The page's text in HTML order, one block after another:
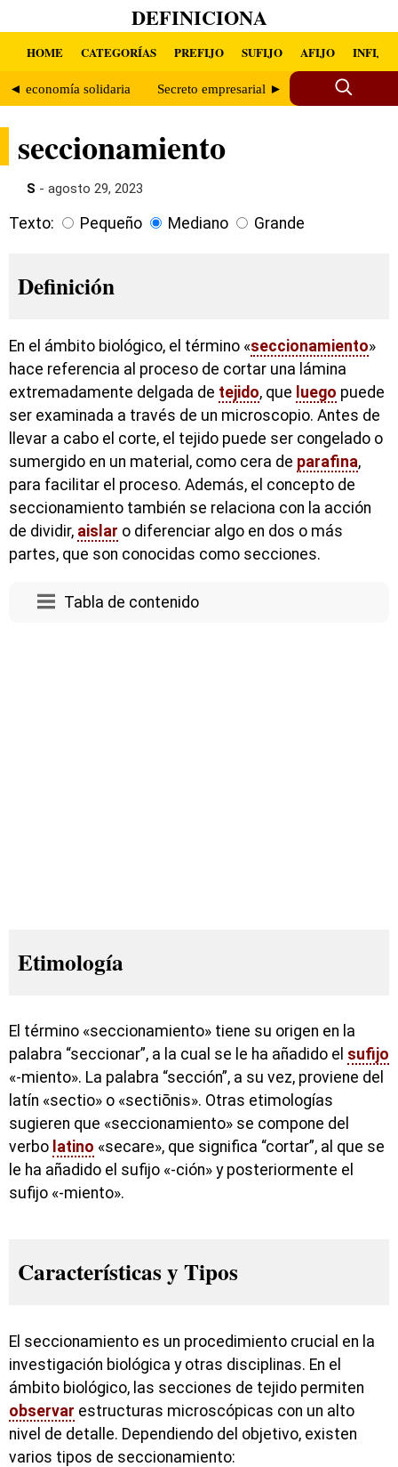
DEFINICIONA
HOME CATEGORÍAS PREFIJO SUFIJO AFIJO INFIJO
◄ economía solidaria Secreto empresarial ►
seccionamiento
S - agosto 29, 2023
Texto: Pequeño Mediano Grande
Definición
En el ámbito biológico, el término «seccionamiento»
hace referencia al proceso de cortar una lámina
extremadamente delgada de tejido, que luego puede
ser examinada a través de un microscopio. Antes de
llevar a cabo el corte, el tejido puede ser congelado o
sumergido en un material, como cera de parafina,
para facilitar el proceso. Además, el concepto de
seccionamiento también se relaciona con la acción
de dividir, aislar o diferenciar algo en dos o más
partes, que son conocidas como secciones.
Tabla de contenido
Etimología
El término «seccionamiento» tiene su origen en la
palabra “seccionar”, a la cual se le ha añadido el sufijo
«-miento». La palabra “sección”, a su vez, proviene del
latín «sectio» o «sectiōnis». Otras etimologías
sugieren que «seccionamiento» se compone del
verbo latino «secare», que significa “cortar”, al que se
le ha añadido el sufijo «-ción» y posteriormente el
sufijo «-miento».
Características y Tipos
El seccionamiento es un procedimiento crucial en la
investigación biológica y otras disciplinas. En el
ámbito biológico, las secciones de tejido permiten
observar estructuras microscópicas con un alto
nivel de detalle. Dependiendo del objetivo, existen
varios tipos de seccionamiento: